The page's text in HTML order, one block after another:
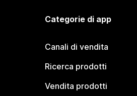
Categorie di app
Canali di vendita
Ricerca prodotti
Vendita prodotti